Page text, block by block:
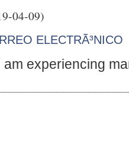
04-09)
ELECTRÃ³NICO
experiencing